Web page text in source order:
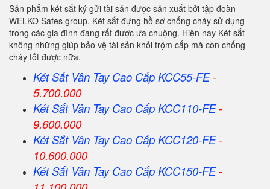
Sản phẩm két sắt ký gửi tài sản được sản xuất bởi tập đoàn
WELKO Safes group. Két sắt đựng hồ sơ chống cháy sử dụng
trong các gia đình đang rất được ưa chuộng. Hiện nay Két sắt
không những giúp bảo vệ tài sản khỏi trộm cắp mà còn chống
cháy tốt được nữa.
Két Sắt Vân Tay Cao Cấp KCC55-FE-
5.700.000
Két Sắt Vân Tay Cao Cấp KCC110-FE-
9.600.000
Két Sắt Vân Tay Cao Cấp KCC120-FE-
10.600.000
Két Sắt Vân Tay Cao Cấp KCC150-FE-